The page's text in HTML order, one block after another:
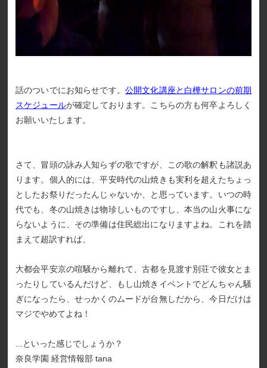
話のついでにお知らせです。 公開文化講座と白樺サロンの前期
スケジュールが確定しております。こちらの方も何卒よろしく
お願いいたします。
さて、冒頭の詠み人知らずの歌ですが、この歌の解釈も諸説あ
ります。個人的には、平安時代の山焼きも実利を超えたちょっ
としたお祭りだったんじゃないか、と思っています。いつの時
代でも、冬の山焼きは物珍しいものですし、本当の山火事にな
らないように、その準備は住民総出になりますよね。これを踏
まえて超訳すれば、
大都会平安京の喧騒から離れて、古都を見渡す別荘で彼女とま
ったりしているんだけど、もし山焼きイベントでどんちゃん騒
ぎになったら、せっかくのムードが台無しだから、今日だけは
マジでやめてよね！
...といった感じでしょうか？
奈良学園 経営情報部 tana